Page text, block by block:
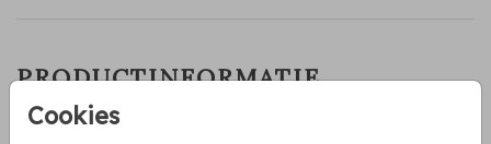
Cookies
PRODUCTINFORMATIE
OMSCHRIJVING